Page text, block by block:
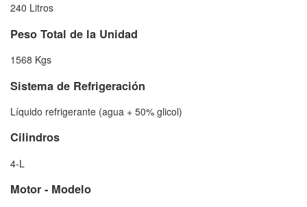
240 Litros
Peso Total de la Unidad
1568 Kgs
Sistema de Refrigeración
Líquido refrigerante (agua + 50% glicol)
Cilindros
4-L
Motor - Modelo